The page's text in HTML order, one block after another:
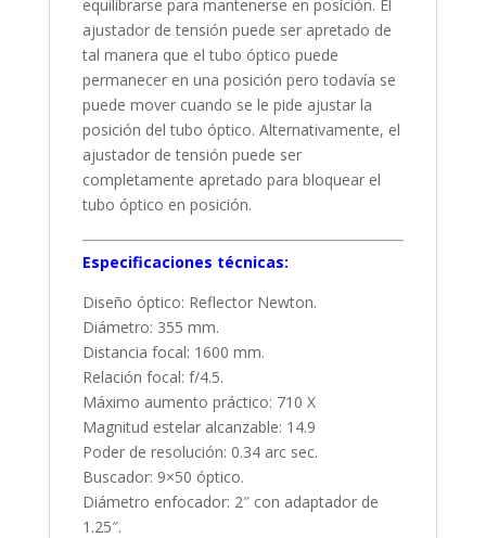
equilibrarse para mantenerse en posición. El
ajustador de tensión puede ser apretado de
tal manera que el tubo óptico puede
permanecer en una posición pero todavía se
puede mover cuando se le pide ajustar la
posición del tubo óptico. Alternativamente, el
ajustador de tensión puede ser
completamente apretado para bloquear el
tubo óptico en posición.
Especificaciones técnicas:
Diseño óptico: Reflector Newton.
Diámetro: 355 mm.
Distancia focal: 1600 mm.
Relación focal: f/4.5.
Máximo aumento práctico: 710 X
Magnitud estelar alcanzable: 14.9
Poder de resolución: 0.34 arc sec.
Buscador: 9×50 óptico.
Diámetro enfocador: 2″ con adaptador de
1.25″.